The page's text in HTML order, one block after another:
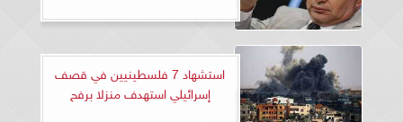
استشهاد 7 فلسطينيين في قصف
إسرائيلي استهدف منزلا برفح